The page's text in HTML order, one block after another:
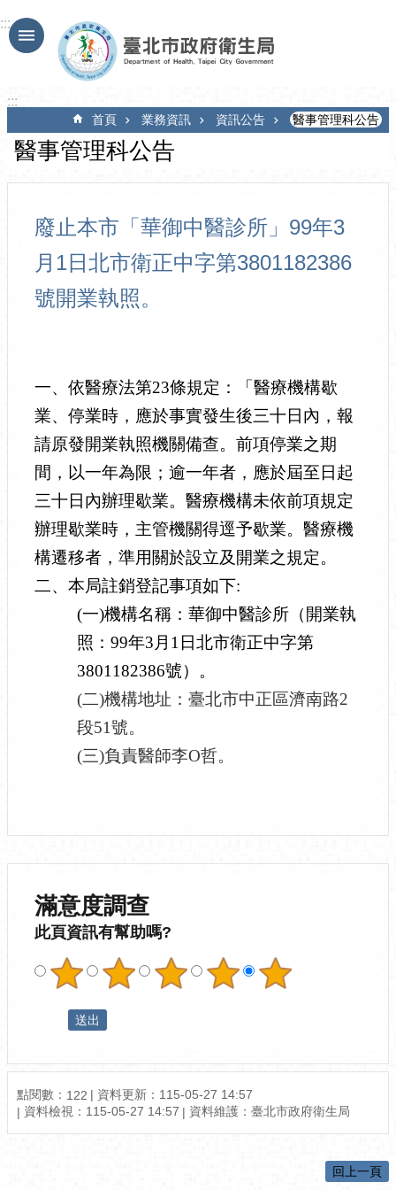
跳到主要內容區塊
:::
:::
首頁 業務資訊 資訊公告 醫事管理科公告
醫事管理科公告
廢止本市「華御中醫診所」99年3
月1日北市衛正中字第3801182386
號開業執照。
一、依醫療法第23條規定：「醫療機構歇
業、停業時，應於事實發生後三十日內，報
請原發開業執照機關備查。前項停業之期
間，以一年為限；逾一年者，應於屆至日起
三十日內辦理歇業。醫療機構未依前項規定
辦理歇業時，主管機關得逕予歇業。醫療機
構遷移者，準用關於設立及開業之規定。
二、本局註銷登記事項如下:
(一)機構名稱：華御中醫診所（開業執
照：99年3月1日北市衛正中字第
3801182386號）。
(二)機構地址：臺北市中正區濟南路2
段51號。
(三)負責醫師李O哲。
滿意度調查
此頁資訊有幫助嗎?
點閱數： 122
資料更新：115-05-27 14:57
資料檢視：115-05-27 14:57
資料維護：臺北市政府衛生局
回上一頁